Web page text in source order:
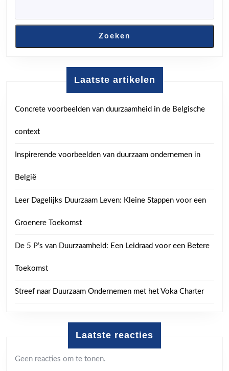
Zoeken
Laatste artikelen
Concrete voorbeelden van duurzaamheid in de Belgische
context
Inspirerende voorbeelden van duurzaam ondernemen in
België
Leer Dagelijks Duurzaam Leven: Kleine Stappen voor een
Groenere Toekomst
De 5 P’s van Duurzaamheid: Een Leidraad voor een Betere
Toekomst
Streef naar Duurzaam Ondernemen met het Voka Charter
Laatste reacties
Geen reacties om te tonen.